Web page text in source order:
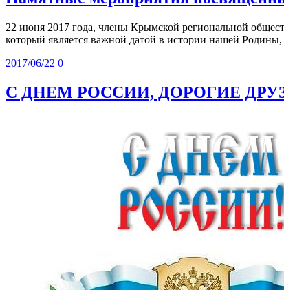
22 июня 2017 года, члены Крымской региональной
который является важной датой в истории нашей
2017/06/22 0
С ДНЕМ РОССИИ, ДОРОГИЕ